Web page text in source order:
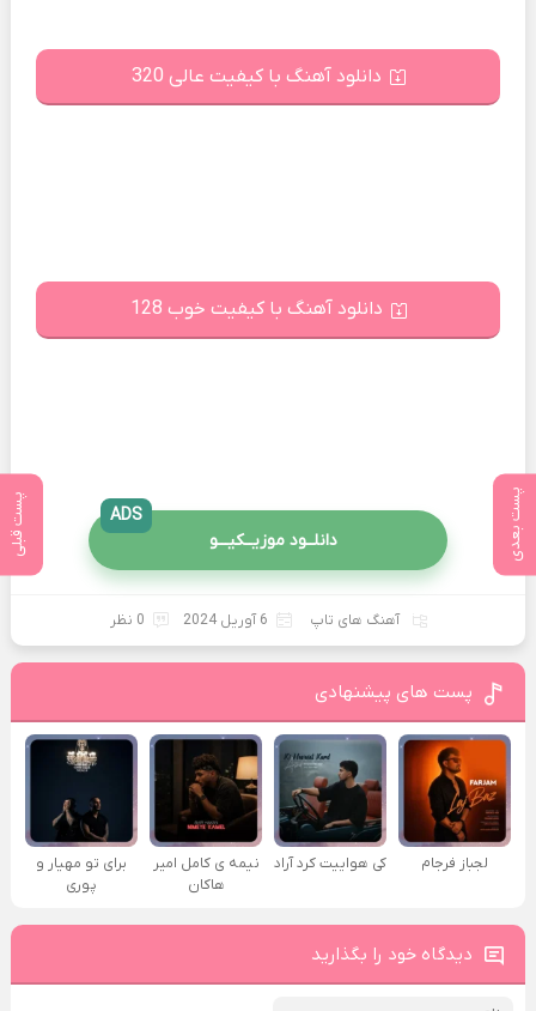
پست بعدی پست قبلی
دانلود آهنگ با کیفیت عالی 320
دانلود آهنگ با کیفیت خوب 128
دانلــود موزیــکیـــو
ADS
آهنگ های تاپ 6 آوریل 2024 0 نظر
پست های پیشنهادی
لجباز فرجام کی هواییت کرد آراد
نیمه ی کامل امیر
هاکان
برای تو مهیار و
پوری
دیدگاه خود را بگذارید